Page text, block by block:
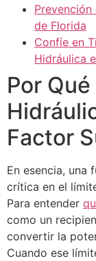
Prevención
de Florida
Confíe en
Hidráulica
Por
Factor
En esencia, una
crítica en el
Para entender
como un
convertir la
Cuando ese